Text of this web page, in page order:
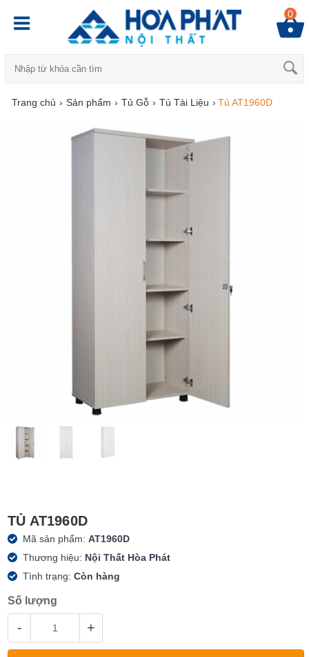
0
Trang chủ › Sản phẩm › Tủ Gỗ › Tủ Tài Liệu › Tủ AT1960D
TỦ AT1960D
Mã sản phẩm:AT1960D
Thương hiệu: Nội Thất Hòa Phát
Tình trạng:Còn hàng
Số lượng
- +